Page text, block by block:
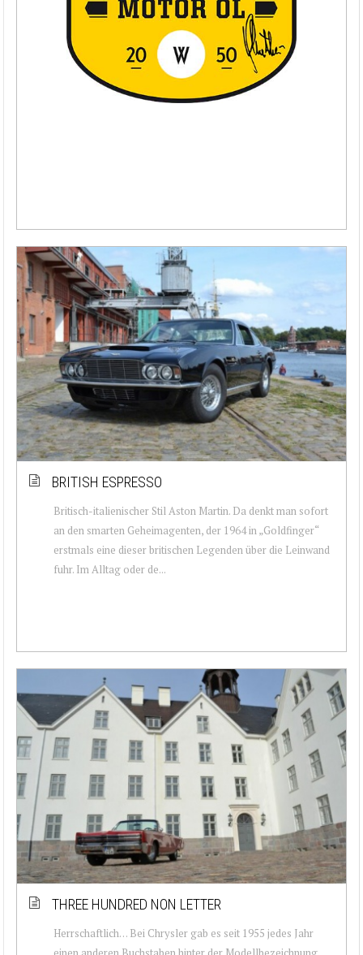
BRITISH ESPRESSO
Britisch-italienischer Stil Aston Martin. Da denkt man sofort
an den smarten Geheimagenten, der 1964 in „Goldfinger“
erstmals eine dieser britischen Legenden über die Leinwand
fuhr. Im Alltag oder de...
THREE HUNDRED NON LETTER
Herrschaftlich… Bei Chrysler gab es seit 1955 jedes Jahr